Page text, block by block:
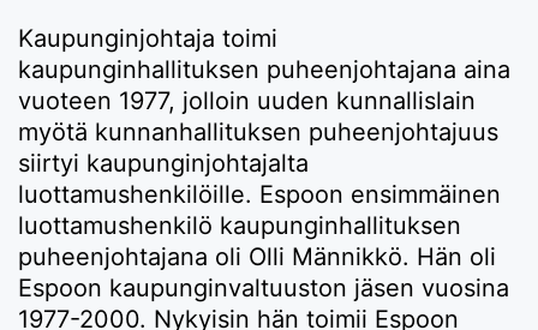
Kaupunginjohtaja toimi
kaupunginhallituksen puheenjohtajana aina
vuoteen 1977, jolloin uuden kunnallislain
myötä kunnanhallituksen puheenjohtajuus
siirtyi kaupunginjohtajalta
luottamushenkilöille. Espoon ensimmäinen
luottamushenkilö kaupunginhallituksen
puheenjohtajana oli Olli Männikkö. Hän oli
Espoon kaupunginvaltuuston jäsen vuosina
1977-2000. Nykyisin hän toimii Espoon